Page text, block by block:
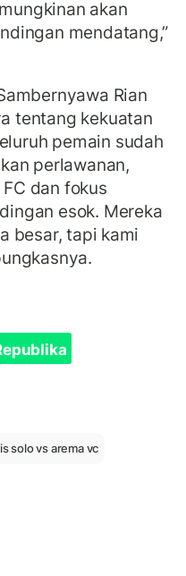
akan
mendatang,”
Rian
tentang kekuatan
pemain sudah
perlawanan,
dan fokus
esok. Mereka
besar, tapi kami
solo vs arema vc